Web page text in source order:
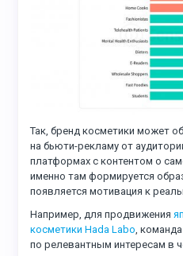
Так, бренд косметики может
на бьюти-рекламу от
платформах с контентом о
именно там формируется
появляется мотивация к
Например, для продвижения
косметики Hada Labo, команда
по релевантным интересам в